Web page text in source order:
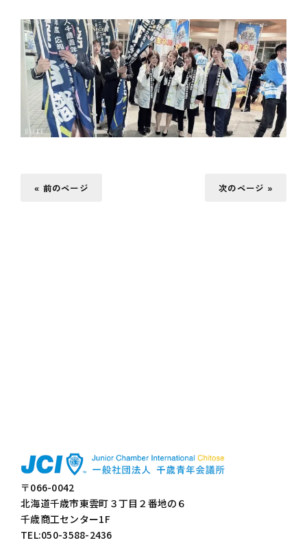
« 前のページ 次のページ »
〒066-0042
北海道千歳市東雲町３丁目２番地の６
千歳商工センター1F
TEL:050-3588-2436